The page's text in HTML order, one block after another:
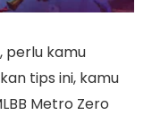
perlu kamu
tips ini, kamu
Metro Zero